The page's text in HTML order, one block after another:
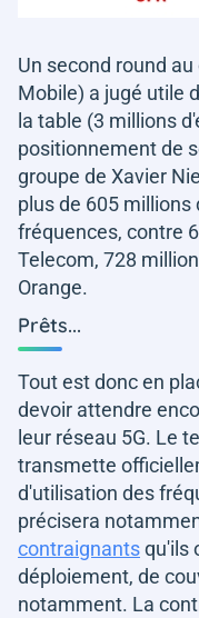
Un second round
Mobile) a jugé utile
la table (3 millions
positionnement de
groupe de Xavier
plus de 605 millions
fréquences, contre
Telecom, 728
Orange.
Prêts...
Tout est donc en
devoir attendre
leur réseau 5G. Le
transmette
d'utilisation des
précisera
contraignantsqu'ils
déploiement, de
notamment. La